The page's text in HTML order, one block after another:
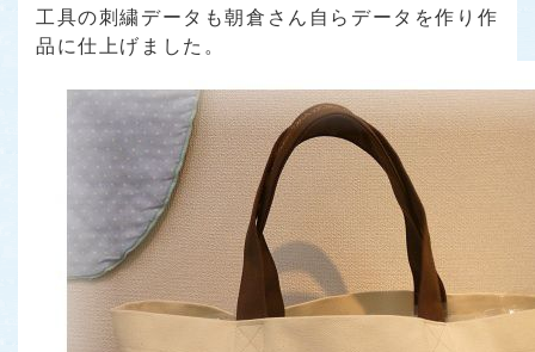
工具の刺繍データも朝倉さん自らデータを作り作
品に仕上げました。